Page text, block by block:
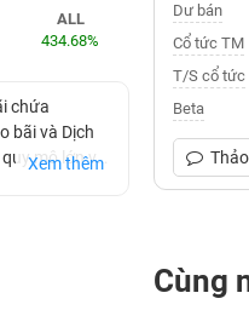
ALL
434.68%
chứa
bãi và Dịch
mô lớn với
Xem thêm
Dư bán
Cổ tức TM
T/S cổ tức
Beta
Cùng